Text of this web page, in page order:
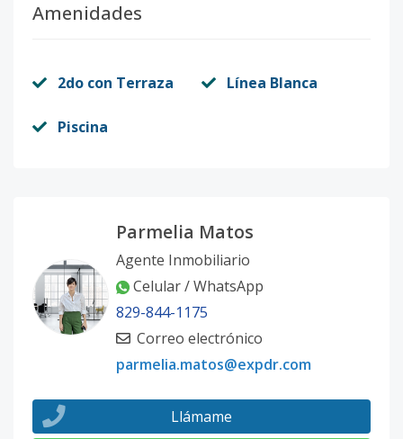
Amenidades
2do con Terraza Línea Blanca
Piscina
Parmelia Matos
Agente Inmobiliario
Celular / WhatsApp
829-844-1175
Correo electrónico
parmelia.matos@expdr.com
Llámame